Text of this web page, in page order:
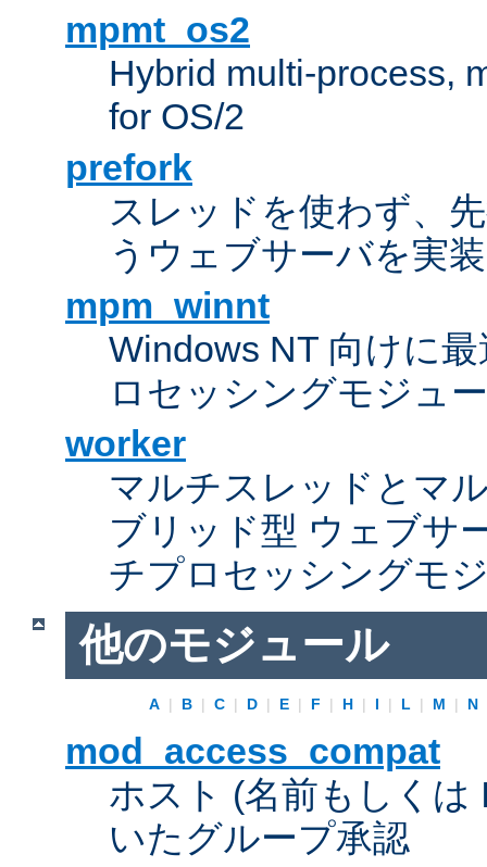
mpmt_os2
Hybrid multi-process,
for OS/2
prefork
スレッドを使わず、
うウェブサーバを実装
mpm_winnt
Windows NT 向けに
ロセッシングモジュ
worker
マルチスレッドとマ
ブリッド型 ウェブサ
チプロセッシングモ
他のモジュール
A | B | C | D | E | F | H | I | L | M | N
mod_access_compat
ホスト (名前もしくは
いたグループ承認